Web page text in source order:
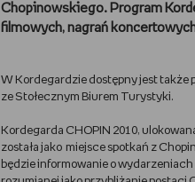
Chopinowskiego. Program
filmowych, nagrań
W Kordegardzie dostępny jest także
ze Stołecznym Biurem Turystyki.
Kordegarda CHOPIN 2010,
została jako miejsce spotkań z
będzie informowanie o